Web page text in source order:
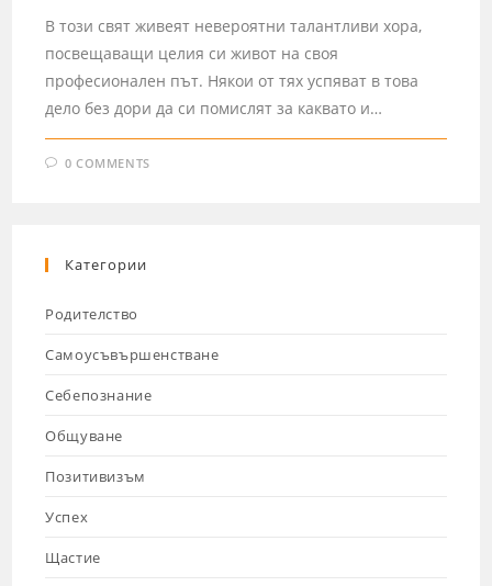
В този свят живеят невероятни талантливи хора,
посвещаващи целия си живот на своя
професионален път. Някои от тях успяват в това
дело без дори да си помислят за каквато и…
0 COMMENTS
Категории
Родителство
Самоусъвършенстване
Себепознание
Общуване
Позитивизъм
Успех
Щастие